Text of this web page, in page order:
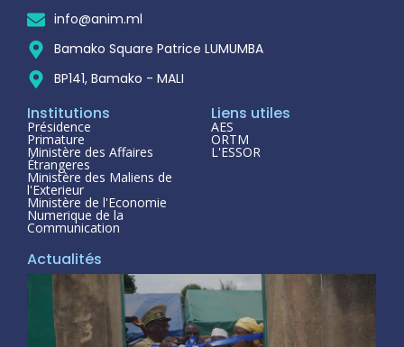
info@anim.ml
Bamako Square Patrice LUMUMBA
BP141, Bamako - MALI
Institutions
Présidence
Primature
Ministère des Affaires
Étrangeres
Ministère des Maliens de
l'Exterieur
Ministère de l'Economie
Numerique de la
Communication
Liens utiles
AES
ORTM
L'ESSOR
Actualités